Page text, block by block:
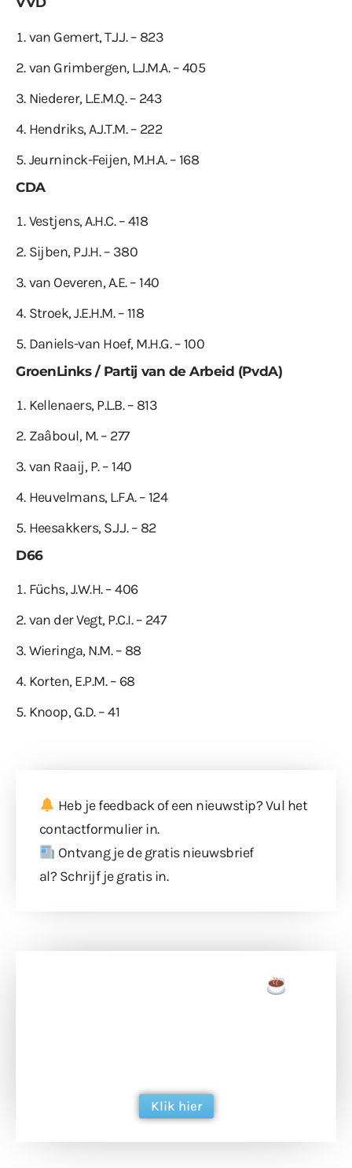
van Gemert, T.J.J. – 823
van Grimbergen, L.J.M.A. – 405
Niederer, L.E.M.Q. – 243
Hendriks, A.J.T.M. – 222
Jeurninck-Feijen, M.H.A. – 168
CDA
Vestjens, A.H.C. – 418
Sijben, P.J.H. – 380
van Oeveren, A.E. – 140
Stroek, J.E.H.M. – 118
Daniels-van Hoef, M.H.G. – 100
GroenLinks / Partij van de Arbeid (PvdA)
Kellenaers, P.L.B. – 813
Zaâboul, M. – 277
van Raaij, P. – 140
Heuvelmans, L.F.A. – 124
Heesakkers, S.J.J. – 82
D66
Füchs, J.W.H. – 406
van der Vegt, P.C.I. – 247
Wieringa, N.M. – 88
Korten, E.P.M. – 68
Knoop, G.D. – 41
Heb je feedback of een nieuwstip? Vul het
contactformulierin.
Ontvang je de gratis nieuwsbrief
al? Schrijf je gratis in.
Klik hier